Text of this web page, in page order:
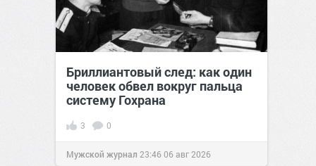
Бриллиантовый след: как один
человек обвел вокруг пальца
систему Гохрана
3 0
Мужской журнал 23:4606 авг 2026